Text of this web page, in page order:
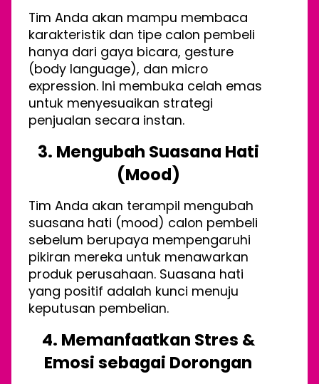
Tim Anda akan mampu membaca
karakteristik dan tipe calon pembeli
hanya dari gaya bicara, gesture
(body language), dan micro
expression. Ini membuka celah emas
untuk menyesuaikan strategi
penjualan secara instan.
3. Mengubah Suasana Hati
(Mood)
Tim Anda akan terampil mengubah
suasana hati (mood) calon pembeli
sebelum berupaya mempengaruhi
pikiran mereka untuk menawarkan
produk perusahaan. Suasana hati
yang positif adalah kunci menuju
keputusan pembelian.
4. Memanfaatkan Stres &
Emosi sebagai Dorongan